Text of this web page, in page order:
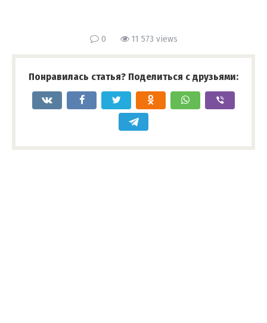
0 11 573 views
Понравилась статья? Поделиться с друзьями: